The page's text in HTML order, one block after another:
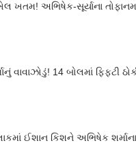
ખતમ! અભિષેક-સૂર્યાના
વાવાઝોડું! 14 બોલમાં ફિફ્ટી
ઈશાન કિશને અભિષેક શર્માના